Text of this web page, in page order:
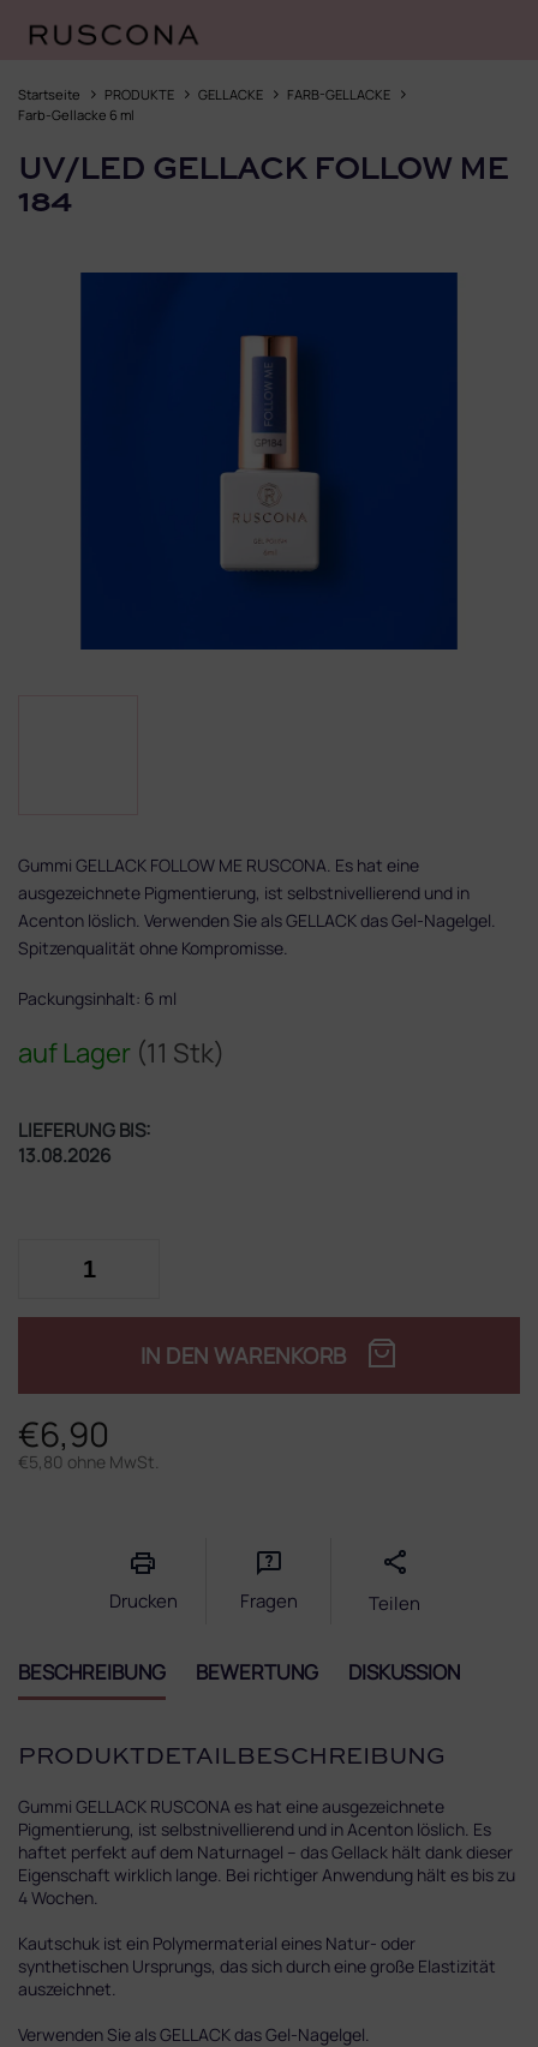
Inhalt
springen
Startseite PRODUKTE GELLACKE
FARB-GELLACKE
Farb-Gellacke 6 ml
UV/LED GELLACK FOLLOW ME
184
€6,90
€5,80 ohne MwSt.
auf Lager (11 Stk)
LIEFERUNG BIS:
13.08.2026
IN DEN WARENKORB
Gummi GELLACK FOLLOW ME RUSCONA. Es hat eine
ausgezeichnete Pigmentierung, ist selbstnivellierend und in
Acenton löslich. Verwenden Sie als GELLACK das Gel-Nagelgel.
Spitzenqualität ohne Kompromisse.
Packungsinhalt: 6 ml
Drucken Fragen Teilen
BESCHREIBUNG BEWERTUNG DISKUSSION
PRODUKTDETAILBESCHREIBUNG
Gummi GELLACK RUSCONA es hat eine ausgezeichnete
Pigmentierung, ist selbstnivellierend und in Acenton löslich. Es
haftet perfekt auf dem Naturnagel – das Gellack hält dank dieser
Eigenschaft wirklich lange. Bei richtiger Anwendung hält es bis zu
4 Wochen.
Kautschuk ist ein Polymermaterial eines Natur- oder
synthetischen Ursprungs, das sich durch eine große Elastizität
auszeichnet.
Verwenden Sie als GELLACK das Gel-Nagelgel.